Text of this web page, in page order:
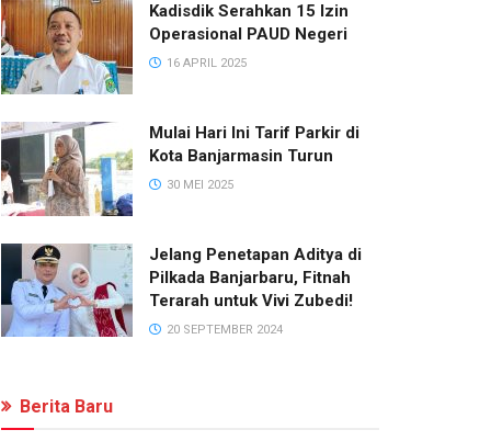
Kadisdik Serahkan 15 Izin
Operasional PAUD Negeri
16 APRIL 2025
Mulai Hari Ini Tarif Parkir di
Kota Banjarmasin Turun
30 MEI 2025
Jelang Penetapan Aditya di
Pilkada Banjarbaru, Fitnah
Terarah untuk Vivi Zubedi!
20 SEPTEMBER 2024
Berita Baru